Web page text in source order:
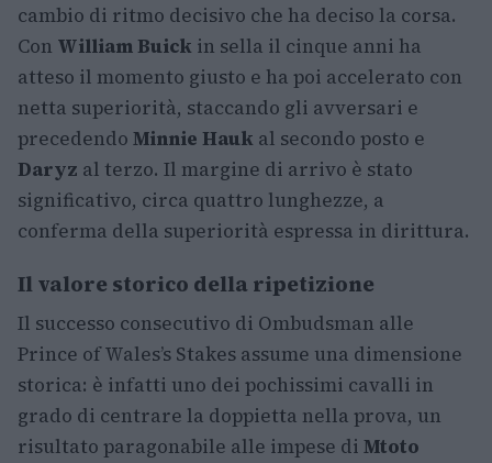
cambio di ritmo decisivo che ha deciso la corsa.
Con William Buick in sella il cinque anni ha
atteso il momento giusto e ha poi accelerato con
netta superiorità, staccando gli avversari e
precedendo Minnie Hauk al secondo posto e
Daryz al terzo. Il margine di arrivo è stato
significativo, circa quattro lunghezze, a
conferma della superiorità espressa in dirittura.
Il valore storico della ripetizione
Il successo consecutivo di Ombudsman alle
Prince of Wales’s Stakes assume una dimensione
storica: è infatti uno dei pochissimi cavalli in
grado di centrare la doppietta nella prova, un
risultato paragonabile alle impese di Mtoto